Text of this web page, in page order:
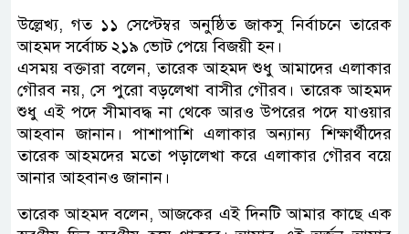
উল্লেখ্য, গত ১১ সেপ্টেম্বর অনুষ্ঠিত জাকসু নির্বাচনে তারেক
আহমদ সর্বোচ্চ ২১৯ ভোট পেয়ে বিজয়ী হন।
এসময় বক্তারা বলেন, তারেক আহমদ শুধু আমাদের এলাকার
গৌরব নয়, সে পুরো বড়লেখা বাসীর গৌরব। তারেক আহমদ
শুধু এই পদে সীমাবদ্ধ না থেকে আরও উপরের পদে যাওয়ার
আহবান জানান। পাশাপাশি এলাকার অন্যান্য শিক্ষার্থীদের
তারেক আহমদের মতো পড়ালেখা করে এলাকার গৌরব বয়ে
আনার আহবানও জানান।
তারেক আহমদ বলেন, আজকের এই দিনটি আমার কাছে এক